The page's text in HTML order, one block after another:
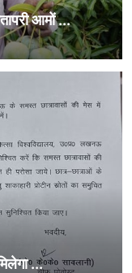
आमों ...
...